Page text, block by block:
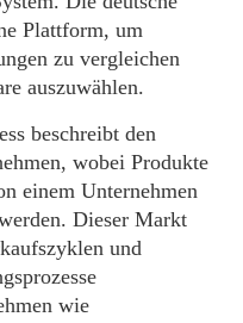
Plattform, um
zu vergleichen
auszuwählen.
beschreibt den
wobei Produkte
einem Unternehmen
Dieser Markt
und
wie